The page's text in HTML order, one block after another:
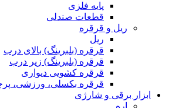
پایه فلزی
قطعات صندلی
ریل و قرقره
ریل
قرقره (بلبرینگ) بالای درب
قرقره (بلبرینگ) زیر درب
قرقره کشویی دیواری
قرقره بکسلی، ورزشی،
ابزار برقی و شارژی